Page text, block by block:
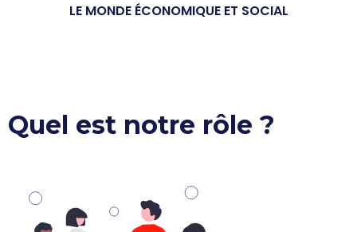
LE MONDE ÉCONOMIQUE ET SOCIAL
Quel est notre rôle ?